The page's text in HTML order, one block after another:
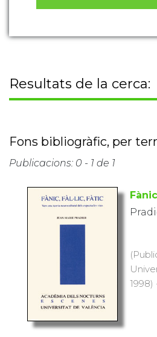
Resultats de la cerca:
Fons bibliogràfic, per
Publicacions: 0 - 1 de 1
1998)